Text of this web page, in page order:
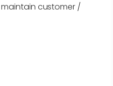
customer /